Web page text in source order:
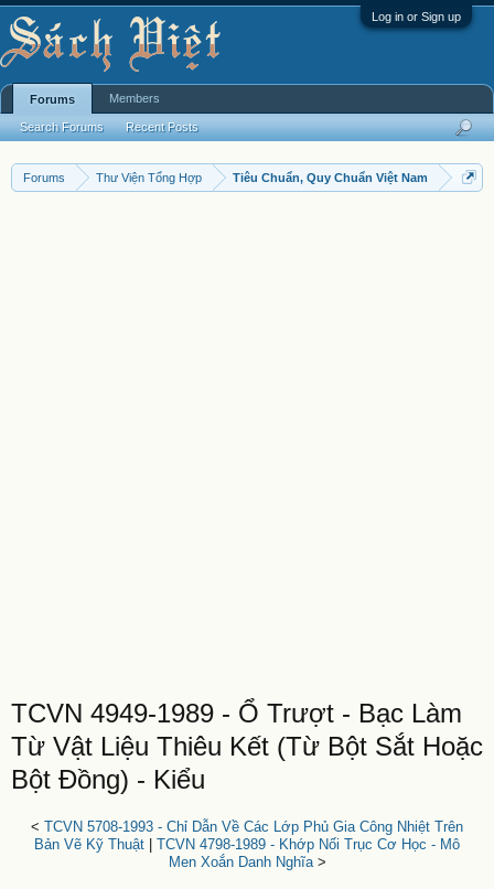
Log in or Sign up
Forums Thư Viện Tổng Hợp Tiêu Chuẩn, Quy Chuẩn Việt Nam
TCVN 4949-1989 - Ổ Trượt - Bạc Làm
Từ Vật Liệu Thiêu Kết (Từ Bột Sắt Hoặc
Bột Đồng) - Kiểu
< TCVN 5708-1993 - Chỉ Dẫn Về Các Lớp Phủ Gia Công Nhiệt Trên
Bản Vẽ Kỹ Thuật
TCVN 4798-1989 - Khớp Nối Trục Cơ Học - Mô
Men Xoắn Danh Nghĩa>
Forums
Search Forums Recent Posts
Members